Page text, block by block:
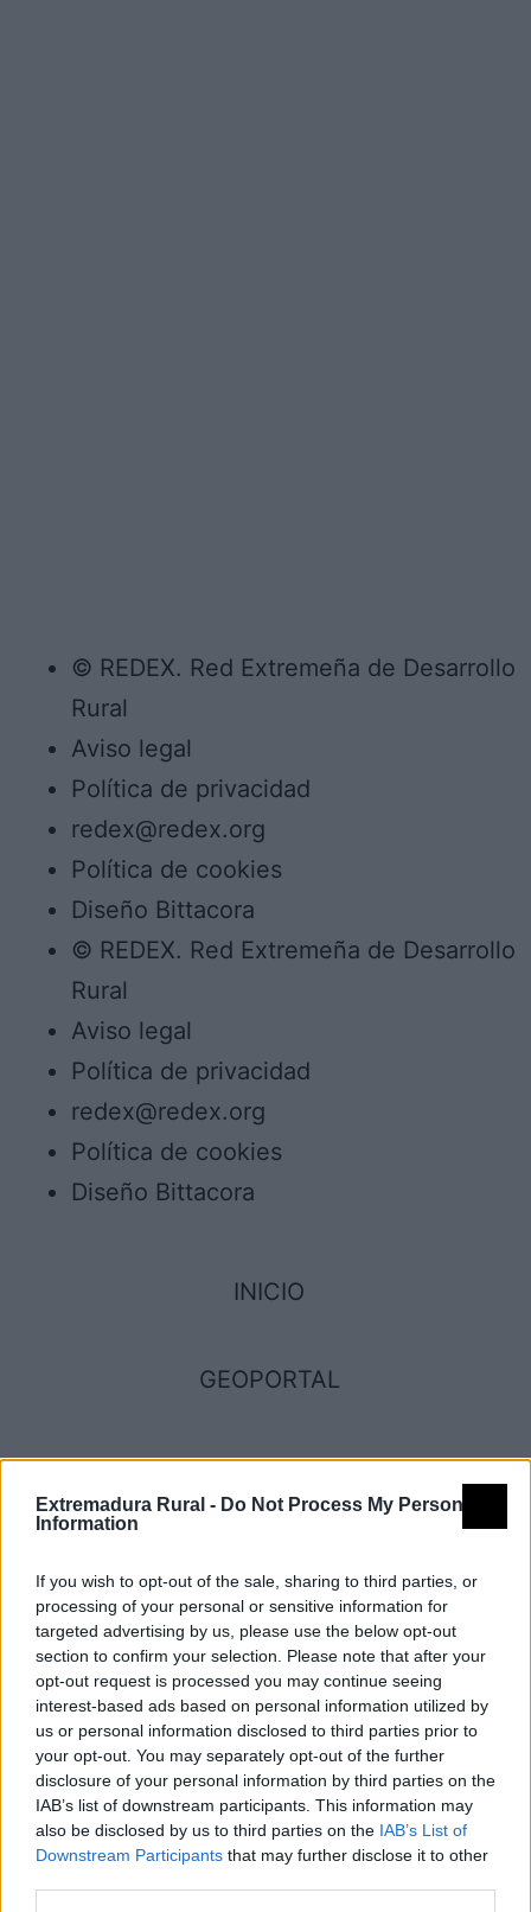
Extremadura Rural - Do Not Process My Personal
Information
If you wish to opt-out of the sale, sharing to third parties, or
processing of your personal or sensitive information for
targeted advertising by us, please use the below opt-out
section to confirm your selection. Please note that after your
opt-out request is processed you may continue seeing
interest-based ads based on personal information utilized by
us or personal information disclosed to third parties prior to
your opt-out. You may separately opt-out of the further
disclosure of your personal information by third parties on the
IAB’s list of downstream participants. This information may
also be disclosed by us to third parties on the IAB’s List of
Downstream Participants that may further disclose it to other
© REDEX. Red Extremeña de Desarrollo
Rural
Aviso legal
Política de privacidad
redex@redex.org
Política de cookies
Diseño Bittacora
© REDEX. Red Extremeña de Desarrollo
Rural
Aviso legal
Política de privacidad
redex@redex.org
Política de cookies
Diseño Bittacora
INICIO
GEOPORTAL
Conjuntos histórico artísticos
Monumentos
Zonas arqueológicas
Piedras sagradas
Red de espacios naturales
Fiestas de interés turístico
¿Qué hacer?
Birding
Zonas de baño
Senderos